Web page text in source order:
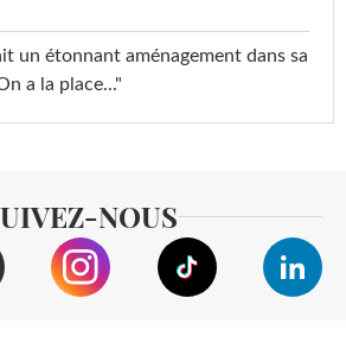
un étonnant aménagement dans sa
a la place..."
NOUS